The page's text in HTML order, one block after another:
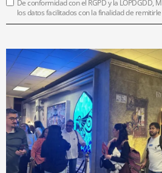
De conformidad con el RGPD y la LOPDGDD,
los datos facilitados con la finalidad de